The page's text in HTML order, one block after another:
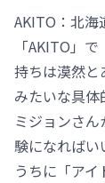
AKITO：北海
「AKITO」
持ちは漠然と
みたいな具
ミジョンさ
験になればい
うちに「ア